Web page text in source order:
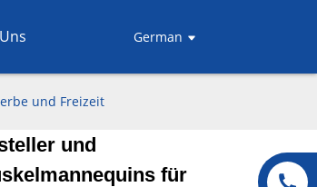
German
und Freizeit
und
für